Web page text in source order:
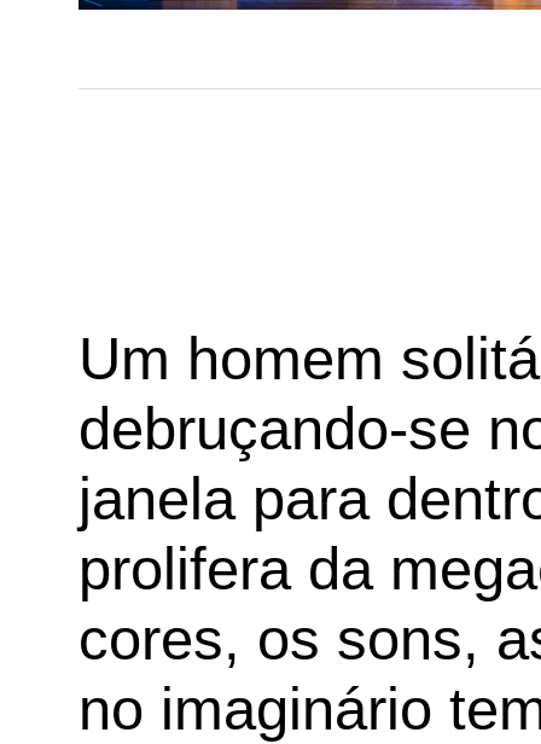
Um homem
debruçando-se
janela para
prolifera da
cores, os sons,
no imaginário